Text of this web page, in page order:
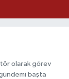
olarak görev
başta